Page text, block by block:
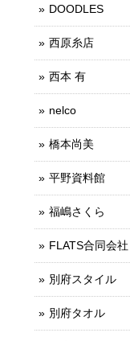
DOODLES
西原糸店
西本 有
nelco
橋本尚美
平野資料館
福嶋さくら
FLATS合同会社
別府スタイル
別府タオル